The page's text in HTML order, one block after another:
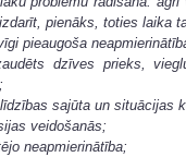
pienāks, toties laika
pieaugoša
dzīves prieks,
sajūta un situācijas
veidošanās;
neapmierinātība;